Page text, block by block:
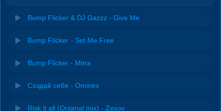
Bump Flicker & DJ Gazzz - Give Me
Bump Flicker - Set Me Free
Bump Flicker - Mitra
Создай себя - Ominex
Risk it all (Original mix) - Zexov